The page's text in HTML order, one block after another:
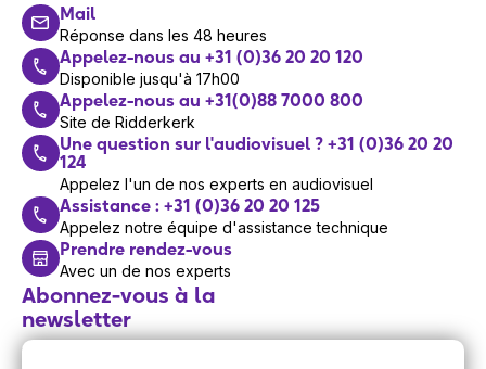
Mail
Réponse dans les 48 heures
Appelez-nous au +31 (0)36 20 20 120
Disponible jusqu'à 17h00
Appelez-nous au +31(0)88 7000 800
Site de Ridderkerk
Une question sur l'audiovisuel ? +31 (0)36 20 20
124
Appelez l'un de nos experts en audiovisuel
Assistance : +31 (0)36 20 20 125
Appelez notre équipe d'assistance technique
Prendre rendez-vous
Avec un de nos experts
Abonnez-vous à la
newsletter
Restez informé de nos dernières